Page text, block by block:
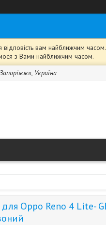
вам найближчим часом.
з Вами найближчим часом.
Україна
Oppo Reno 4 Lite-